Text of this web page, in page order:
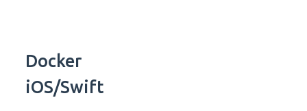
Docker
iOS/Swift